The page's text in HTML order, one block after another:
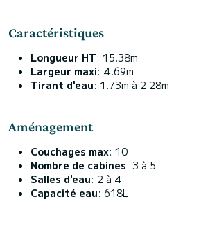
Caractéristiques
Longueur HT: 15.38m
Largeur maxi: 4.69m
Tirant d'eau: 1.73m à 2.28m
Aménagement
Couchages max: 10
Nombre de cabines: 3 à 5
Salles d'eau: 2 à 4
Capacité eau: 618L